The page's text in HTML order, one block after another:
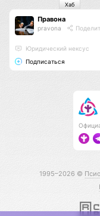
Правона
pravona
Юридический нексус
Подписаться
Хаб
1995–2026 ©